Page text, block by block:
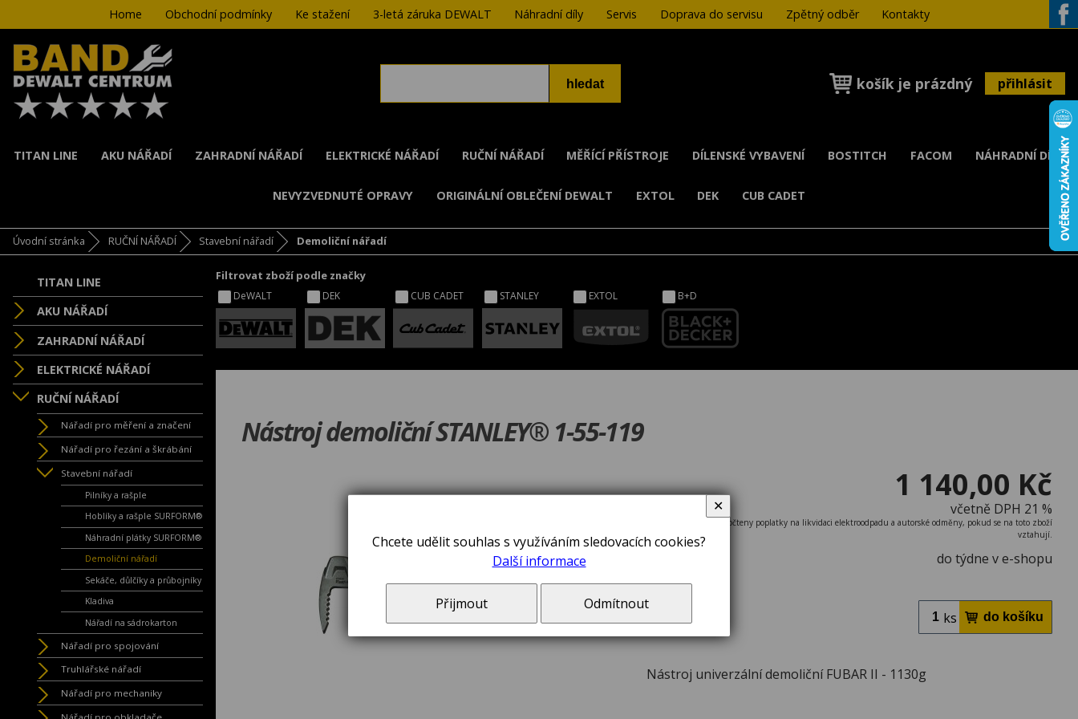
Home Obchodní podmínky Ke stažení 3-letá záruka DEWALT Náhradní díly Servis Doprava do servisu Zpětný odběr
Kontakty
košík je prázdný přihlásit
TITAN LINE AKU NÁŘADÍ ZAHRADNÍ NÁŘADÍ ELEKTRICKÉ NÁŘADÍ RUČNÍ NÁŘADÍ MĚŘÍCÍ PŘÍSTROJE DÍLENSKÉ VYBAVENÍ BOSTITCH FACOM NÁHRADNÍ DÍLY
NEVYZVEDNUTÉ OPRAVY ORIGINÁLNÍ OBLEČENÍ DEWALT EXTOL DEK CUB CADET
Úvodní stránka RUČNÍ NÁŘADÍ Stavební nářadí Demoliční nářadí
TITAN LINE
AKU NÁŘADÍ
ZAHRADNÍ NÁŘADÍ
ELEKTRICKÉ NÁŘADÍ
RUČNÍ NÁŘADÍ
Nářadí pro měření a značení
Nářadí pro řezání a škrábání
Stavební nářadí
Pilníky a rašple
Hoblíky a rašple SURFORM®
Náhradní plátky SURFORM®
Demoliční nářadí
Sekáče, důlčíky a průbojníky
Kladiva
Nářadí na sádrokarton
Nářadí pro spojování
Truhlářské nářadí
Nářadí pro mechaniky
Filtrovat zboží podle značky
DeWALT DEK CUB CADET STANLEY EXTOL B+D
Nástroj demoliční STANLEY® 1-55-119
1 140,00 Kč
včetně DPH 21 %
V ceně zboží jsou započteny poplatky na likvidaci elektroodpadu a autorské odměny, pokud se na toto zboží
vztahují.
do týdne v e-shopu
ks
Nástroj univerzální demoliční FUBAR II - 1130g
Chcete udělit souhlas s využíváním sledovacích cookies?
Další informace
Přijmout Odmítnout
✕